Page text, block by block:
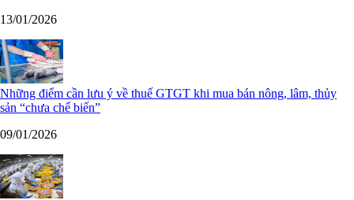
13/01/2026
Những điểm cần lưu ý về thuế GTGT khi mua bán nông, lâm, thủy
sản “chưa chế biến”
09/01/2026